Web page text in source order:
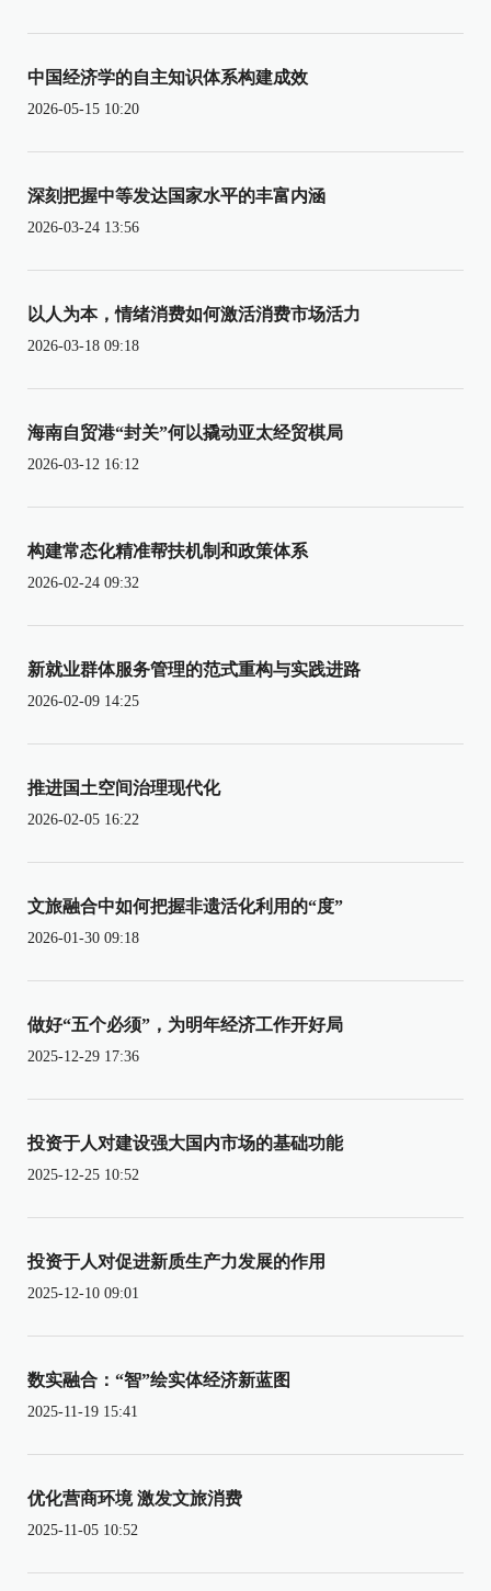
中国经济学的自主知识体系构建成效
2026-05-15 10:20
深刻把握中等发达国家水平的丰富内涵
2026-03-24 13:56
以人为本，情绪消费如何激活消费市场活力
2026-03-18 09:18
海南自贸港“封关”何以撬动亚太经贸棋局
2026-03-12 16:12
构建常态化精准帮扶机制和政策体系
2026-02-24 09:32
新就业群体服务管理的范式重构与实践进路
2026-02-09 14:25
推进国土空间治理现代化
2026-02-05 16:22
文旅融合中如何把握非遗活化利用的“度”
2026-01-30 09:18
做好“五个必须”，为明年经济工作开好局
2025-12-29 17:36
投资于人对建设强大国内市场的基础功能
2025-12-25 10:52
投资于人对促进新质生产力发展的作用
2025-12-10 09:01
数实融合：“智”绘实体经济新蓝图
2025-11-19 15:41
优化营商环境 激发文旅消费
2025-11-05 10:52